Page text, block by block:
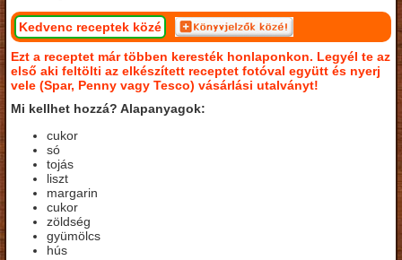
Kedvenc receptek közé
Ezt a receptet már többen keresték honlaponkon. Legyél te az
első aki feltölti az elkészített receptet fotóval együtt és nyerj
vele (Spar, Penny vagy Tesco) vásárlási utalványt!
Mi kellhet hozzá? Alapanyagok:
cukor
só
tojás
liszt
margarin
cukor
zöldség
gyümölcs
hús